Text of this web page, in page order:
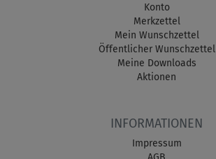
Konto
Merkzettel
Mein Wunschzettel
Öffentlicher Wunschzettel
Meine Downloads
Aktionen
INFORMATIONEN
Impressum